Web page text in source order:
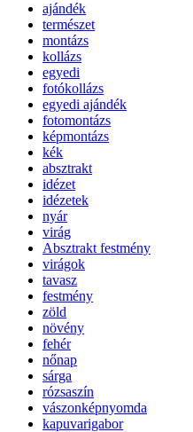
ajándék
természet
montázs
kollázs
egyedi
fotókollázs
egyedi ajándék
fotomontázs
képmontázs
kék
absztrakt
idézet
idézetek
nyár
virág
Absztrakt festmény
virágok
tavasz
festmény
zöld
növény
fehér
nőnap
sárga
rózsaszín
vászonképnyomda
kapuvarigabor